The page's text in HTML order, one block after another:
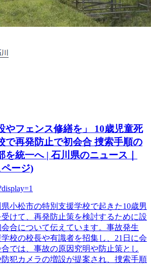
やフェンス修繕を」 10歳児童死
で再発防止で初会合 捜索手順の
を統一へ | 石川県のニュース｜
ージ)
小松市の特別支援学校で起きた10歳男
けて、再発防止策を検討するために設
合について伝えています。事故発生
校の校長や有識者を招集し、21日に会
では、事故の原因究明や防止策とし
犯カメラの増設が提案され、捜索手順